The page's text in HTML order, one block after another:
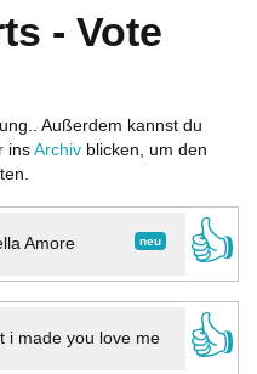
- Vote
Außerdem kannst du
ins Archiv blicken, um den
neu
Amore
👍
i made you love me
👍